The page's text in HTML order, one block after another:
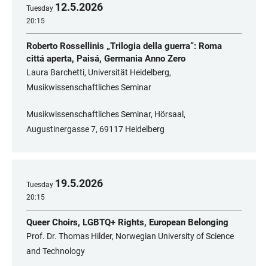
Tuesday 12.5.2026
20:15
Roberto Rossellinis „Trilogia della guerra“: Roma
cittá aperta, Paisá, Germania Anno Zero
Laura Barchetti, Universität Heidelberg,
Musikwissenschaftliches Seminar
Musikwissenschaftliches Seminar, Hörsaal,
Augustinergasse 7, 69117 Heidelberg
Tuesday 19.5.2026
20:15
Queer Choirs, LGBTQ+ Rights, European Belonging
Prof. Dr. Thomas Hilder, Norwegian University of Science
and Technology